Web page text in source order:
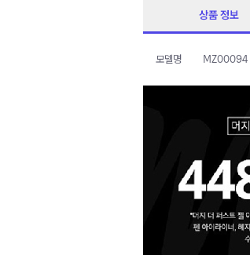
상품 정보
모델명 MZ00094